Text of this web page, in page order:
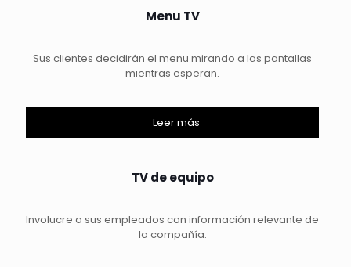
Menu TV
Sus clientes decidirán el menu mirando a las pantallas
mientras esperan.
Leer más
TV de equipo
Involucre a sus empleados con información relevante de
la compañía.